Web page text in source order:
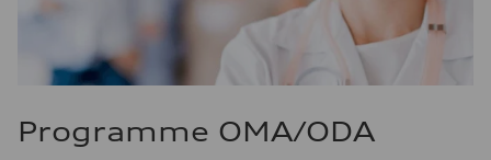
Programme OMA/ODA